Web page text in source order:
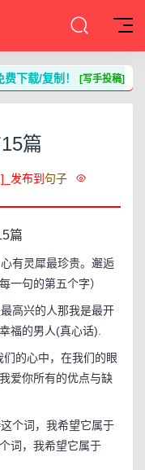
费下载/复制！ [写手投稿]
篇
]_发布到 句子
有灵犀最珍贵。邂逅
一句的第五个字）
高兴的人那我是最开
福的男人(真心话).
的心中，在我们的眼
爱你所有的优点与缺
个词，我希望它属于
词，我希望它属于